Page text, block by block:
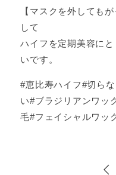
【マスクを外しても
して
ハイフを定期美容に
いです。
#恵比寿ハイフ#切ら
い#ブラジリアンワッ
毛#フェイシャルワッ